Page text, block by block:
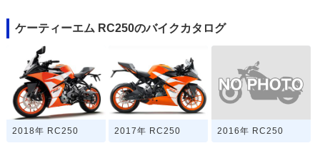
ケーティーエム RC250のバイクカタログ
2018年 RC250 2017年 RC250 2016年 RC250